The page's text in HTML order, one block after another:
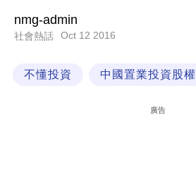
科
nmg-admin
社會熱話 Oct 12 2016
不懂投資 中國置業投資股權
廣告